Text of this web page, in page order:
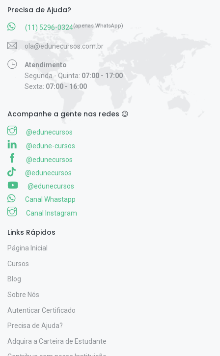
Precisa de Ajuda?
(11) 5296-0324(apenas WhatsApp)
ola@edunecursos.com.br
Atendimento
Segunda - Quinta: 07:00 - 17:00
Sexta: 07:00 - 16:00
Acompanhe a gente nas redes 😉
@edunecursos
@edune-cursos
@edunecursos
@edunecursos
@edunecursos
Canal Whastapp
Canal Instagram
Links Rápidos
Página Inicial
Cursos
Blog
Sobre Nós
Autenticar Certificado
Precisa de Ajuda?
Adquira a Carteira de Estudante